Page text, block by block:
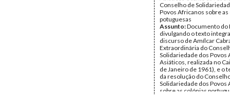
Conselho de
Povos Africanos sobre
potuguesas
Assunto:Documento do
divulgando o texto
discurso de Amílcar
Extraordinária do
Solidariedade dos Povos
Asiáticos, realizada no
de Janeiro de 1961), e o
da resolução do
Solidariedade dos Povos
sobre as colónias